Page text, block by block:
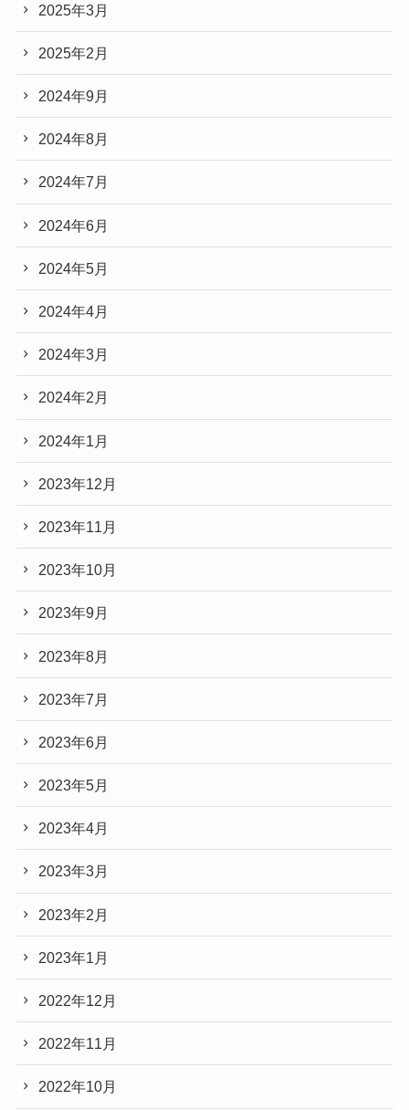
2025年3月
2025年2月
2024年9月
2024年8月
2024年7月
2024年6月
2024年5月
2024年4月
2024年3月
2024年2月
2024年1月
2023年12月
2023年11月
2023年10月
2023年9月
2023年8月
2023年7月
2023年6月
2023年5月
2023年4月
2023年3月
2023年2月
2023年1月
2022年12月
2022年11月
2022年10月